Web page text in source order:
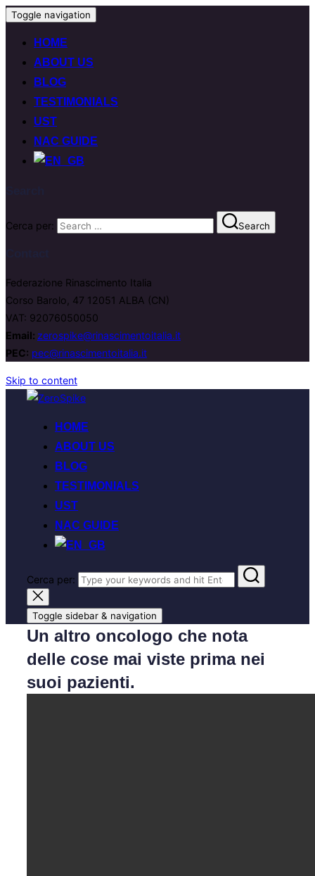
Toggle navigation
HOME
ABOUT US
BLOG
TESTIMONIALS
UST
NAC GUIDE
Cerca per: Search
Federazione Rinascimento Italia
Corso Barolo, 47 12051 ALBA (CN)
VAT: 92076050050
Email: zerospike@rinascimentoitalia.it
PEC: pec@rinascimentoitalia.it
Skip to content
HOME
ABOUT US
BLOG
TESTIMONIALS
UST
NAC GUIDE
Cerca per:
Toggle sidebar & navigation
Un altro oncologo che nota
delle cose mai viste prima nei
suoi pazienti.